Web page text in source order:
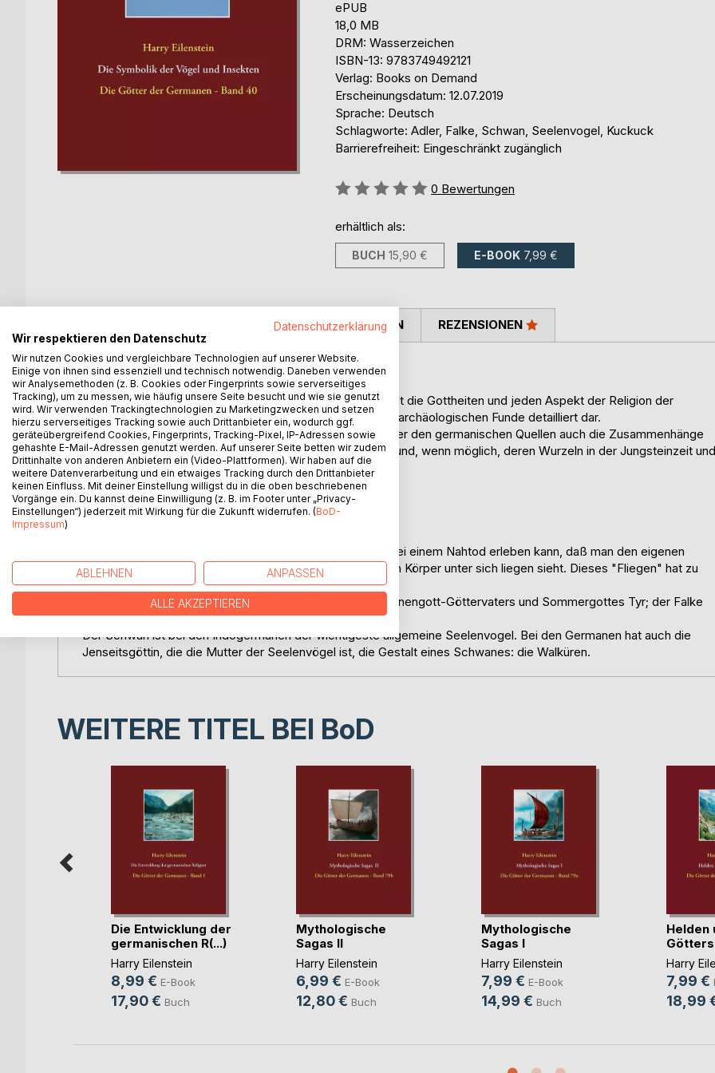
ePUB
18,0 MB
DRM: Wasserzeichen
ISBN-13: 9783749492121
Verlag: Books on Demand
Erscheinungsdatum: 12.07.2019
Sprache: Deutsch
Schlagworte: Adler, Falke, Schwan, Seelenvogel, Kuckuck
Barrierefreiheit: Eingeschränkt zugänglich
Bewertung::
0 Bewertungen
erhältlich als:
BUCH 15,90 € E-BOOK 7,99 €
Die Reihe
Die achtzigbändige Reihe "Die Götter der Germanen" stellt die Gottheiten und jeden Aspekt der Religion der
Germanen anhand der schriftlichen Überlieferung und der archäologischen Funde detailliert dar.
Dabei werden zu jeder Gottheit und zu jedem Thema außer den germanischen Quellen auch die Zusammenhänge
zu den anderen indogermanischen Religionen dargestellt und, wenn möglich, deren Wurzeln in der Jungsteinzeit und
Altsteinzeit.
Das Buch
Der Vogel ist weltweit das Symbol der Seele - weil man bei einem Nahtod erleben kann, daß man den eigenen
Körper verläßt ("Astralreise") und den eigenen physischen Körper unter sich liegen sieht. Dieses "Fliegen" hat zu
dem Bild des Seelenvogels geführt.
Das Adler als stärkster Vogel ist der Seelenvogel des Sonnengott-Göttervaters und Sommergottes Tyr; der Falke
ist der Seelenvogel des Wintergottes Loki.
Der Schwan ist bei den Indogermanen der wichtigeste allgemeine Seelenvogel. Bei den Germanen hat auch die
Jenseitsgöttin, die die Mutter der Seelenvögel ist, die Gestalt eines Schwanes: die Walküren.
PRESSESTIMMEN REZENSIONEN
WEITERE TITEL BEI BoD
Die Entwicklung der
germanischen R(...)
Harry Eilenstein
8,99 € E-Book
17,90 € Buch
Mythologische
Sagas II
Harry Eilenstein
6,99 € E-Book
12,80 € Buch
Mythologische
Sagas I
Harry Eilenstein
7,99 € E-Book
14,99 € Buch
Helden
Harry
7,99 €
18,99
Datenschutzerklärung
Wir respektieren den Datenschutz
Wir nutzen Cookies und vergleichbare Technologien auf unserer Website.
Einige von ihnen sind essenziell und technisch notwendig. Daneben verwenden
wir Analysemethoden (z. B. Cookies oder Fingerprints sowie serverseitiges
Tracking), um zu messen, wie häufig unsere Seite besucht und wie sie genutzt
wird. Wir verwenden Trackingtechnologien zu Marketingzwecken und setzen
hierzu serverseitiges Tracking sowie auch Drittanbieter ein, wodurch ggf.
geräteübergreifend Cookies, Fingerprints, Tracking-Pixel, IP-Adressen sowie
gehashte E-Mail-Adressen genutzt werden. Auf unserer Seite betten wir zudem
Drittinhalte von anderen Anbietern ein (Video-Plattformen). Wir haben auf die
weitere Datenverarbeitung und ein etwaiges Tracking durch den Drittanbieter
keinen Einfluss. Mit deiner Einstellung willigst du in die oben beschriebenen
Vorgänge ein. Du kannst deine Einwilligung (z. B. im Footer unter „Privacy-
Einstellungen“) jederzeit mit Wirkung für die Zukunft widerrufen. (BoD-
Impressum)
ABLEHNEN ANPASSEN
ALLE AKZEPTIEREN